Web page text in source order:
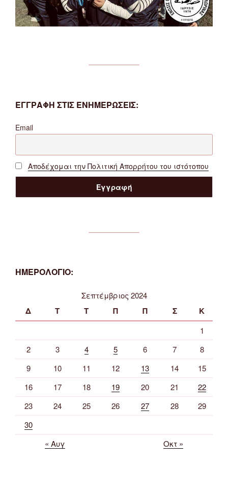
ΕΓΓΡΑΦΗ ΣΤΙΣ ΕΝΗΜΕΡΩΣΕΙΣ:
Email
Αποδέχομαι την Πολιτική Απορρήτου του ιστότοπου
ΗΜΕΡΟΛΟΓΙΟ:
Σεπτέμβριος 2024
Δ Τ Τ Π Π Σ Κ
1
2
3 4 5 6 7
8
9
10 11 12 13 14
15
16
17 18 19 20 21
22
23
24 25 26 27 28
29
30
« Αυγ
Οκτ »